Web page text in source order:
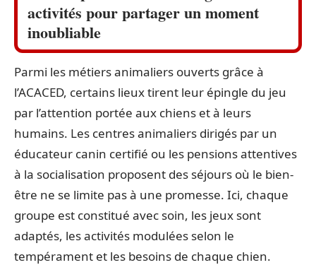
activités pour partager un moment
inoubliable
Parmi les métiers animaliers ouverts grâce à
l’ACACED, certains lieux tirent leur épingle du jeu
par l’attention portée aux chiens et à leurs
humains. Les centres animaliers dirigés par un
éducateur canin certifié ou les pensions attentives
à la socialisation proposent des séjours où le bien-
être ne se limite pas à une promesse. Ici, chaque
groupe est constitué avec soin, les jeux sont
adaptés, les activités modulées selon le
tempérament et les besoins de chaque chien.